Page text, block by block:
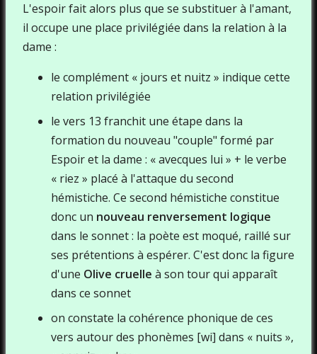
L'espoir fait alors plus que se substituer à l'amant,
il occupe une place privilégiée dans la relation à la
dame :
le complément « jours et nuitz » indique cette
relation privilégiée
le vers 13 franchit une étape dans la
formation du nouveau "couple" formé par
Espoir et la dame : « avecques lui » + le verbe
« riez » placé à l'attaque du second
hémistiche. Ce second hémistiche constitue
donc un nouveau renversement logique
dans le sonnet : la poète est moqué, raillé sur
ses prétentions à espérer. C'est donc la figure
d'une Olive cruelle à son tour qui apparaît
dans ce sonnet
on constate la cohérence phonique de ces
vers autour des phonèmes [wi] dans « nuits »,